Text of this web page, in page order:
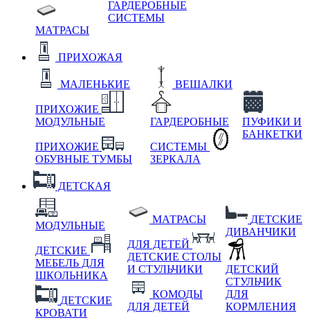
МАТРАСЫ
ГАРДЕРОБНЫЕ
СИСТЕМЫ
ПРИХОЖАЯ
МАЛЕНЬКИЕ
ПРИХОЖИЕ
МОДУЛЬНЫЕ
ПРИХОЖИЕ
ОБУВНЫЕ ТУМБЫ
ВЕШАЛКИ
ГАРДЕРОБНЫЕ
СИСТЕМЫ
ЗЕРКАЛА
ПУФИКИ И
БАНКЕТКИ
ДЕТСКАЯ
МОДУЛЬНЫЕ
ДЕТСКИЕ
МЕБЕЛЬ ДЛЯ
ШКОЛЬНИКА
ДЕТСКИЕ
КРОВАТИ
МАТРАСЫ
ДЛЯ ДЕТЕЙ
ДЕТСКИЕ СТОЛЫ
И СТУЛЬЧИКИ
КОМОДЫ
ДЛЯ ДЕТЕЙ
ДЕТСКИЕ
ДИВАНЧИКИ
ДЕТСКИЙ
СТУЛЬЧИК
ДЛЯ
КОРМЛЕНИЯ